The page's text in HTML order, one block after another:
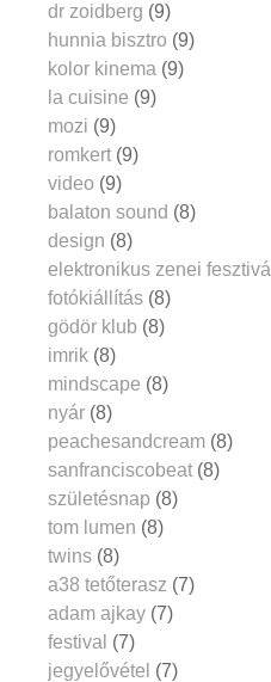
dr zoidberg (9)
hunnia bisztro (9)
kolor kinema (9)
la cuisine (9)
mozi (9)
romkert (9)
video (9)
balaton sound (8)
design (8)
elektronikus zenei fesztivál
fotókiállítás (8)
gödör klub (8)
imrik (8)
mindscape (8)
nyár (8)
peachesandcream (8)
sanfranciscobeat (8)
születésnap (8)
tom lumen (8)
twins (8)
a38 tetőterasz (7)
adam ajkay (7)
festival (7)
jegyelővétel (7)